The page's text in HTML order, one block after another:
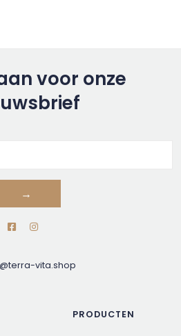
voor onze
→
vita.shop
PRODUCTEN